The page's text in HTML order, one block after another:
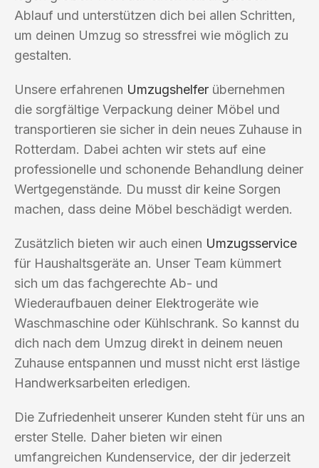
Ablauf und unterstützen dich bei allen Schritten,
um deinen Umzug so stressfrei wie möglich zu
gestalten.
Unsere erfahrenen Umzugshelfer übernehmen
die sorgfältige Verpackung deiner Möbel und
transportieren sie sicher in dein neues Zuhause in
Rotterdam. Dabei achten wir stets auf eine
professionelle und schonende Behandlung deiner
Wertgegenstände. Du musst dir keine Sorgen
machen, dass deine Möbel beschädigt werden.
Zusätzlich bieten wir auch einen Umzugsservice
für Haushaltsgeräte an. Unser Team kümmert
sich um das fachgerechte Ab- und
Wiederaufbauen deiner Elektrogeräte wie
Waschmaschine oder Kühlschrank. So kannst du
dich nach dem Umzug direkt in deinem neuen
Zuhause entspannen und musst nicht erst lästige
Handwerksarbeiten erledigen.
Die Zufriedenheit unserer Kunden steht für uns an
erster Stelle. Daher bieten wir einen
umfangreichen Kundenservice, der dir jederzeit